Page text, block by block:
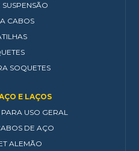
CABOS
SOQUETES
E LAÇOS
USO GERAL
DE AÇO
ALEMÃO